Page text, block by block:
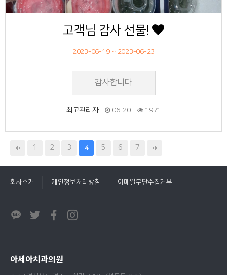
고객님 감사 선물!
2023-06-19 ~ 2023-06-23
감사합니다
최고관리자 06-20 1971
1 2 3 4 5 6 7
회사소개 개인정보처리방침 이메일무단수집거부
아세아치과의원